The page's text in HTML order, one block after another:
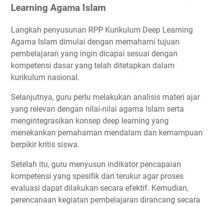
Learning Agama Islam
Langkah penyusunan RPP Kurikulum Deep Learning
Agama Islam dimulai dengan memahami tujuan
pembelajaran yang ingin dicapai sesuai dengan
kompetensi dasar yang telah ditetapkan dalam
kurikulum nasional.
Selanjutnya, guru perlu melakukan analisis materi ajar
yang relevan dengan nilai-nilai agama Islam serta
mengintegrasikan konsep deep learning yang
menekankan pemahaman mendalam dan kemampuan
berpikir kritis siswa.
Setelah itu, guru menyusun indikator pencapaian
kompetensi yang spesifik dan terukur agar proses
evaluasi dapat dilakukan secara efektif. Kemudian,
perencanaan kegiatan pembelajaran dirancang secara